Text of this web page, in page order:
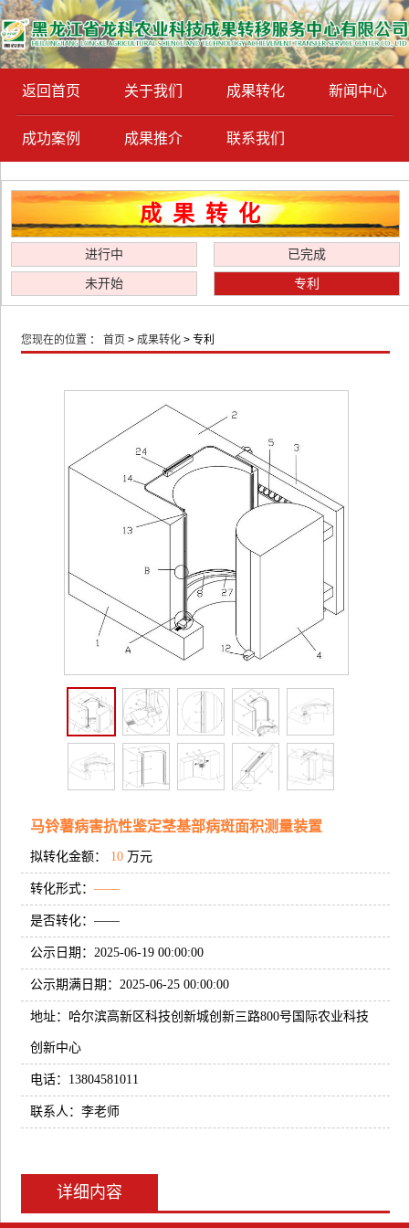
返回首页 关于我们 成果转化 新闻中心
成功案例 成果推介 联系我们
成果转化
进行中 已完成
未开始 专利
您现在的位置 ：首页 >成果转化 > 专利
马铃薯病害抗性鉴定茎基部病斑面积测量装置
拟转化金额： 10 万元
转化形式：——
是否转化：——
公示日期：2025-06-19 00:00:00
公示期满日期：2025-06-25 00:00:00
地址：哈尔滨高新区科技创新城创新三路800号国际农业科技
创新中心
电话：13804581011
联系人：李老师
详细内容